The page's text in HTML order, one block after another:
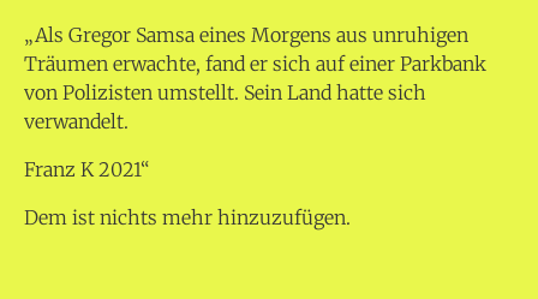
„Als Gregor Samsa eines Morgens aus unruhigen
Träumen erwachte, fand er sich auf einer Parkbank
von Polizisten umstellt. Sein Land hatte sich
verwandelt.
Franz K 2021“
Dem ist nichts mehr hinzuzufügen.